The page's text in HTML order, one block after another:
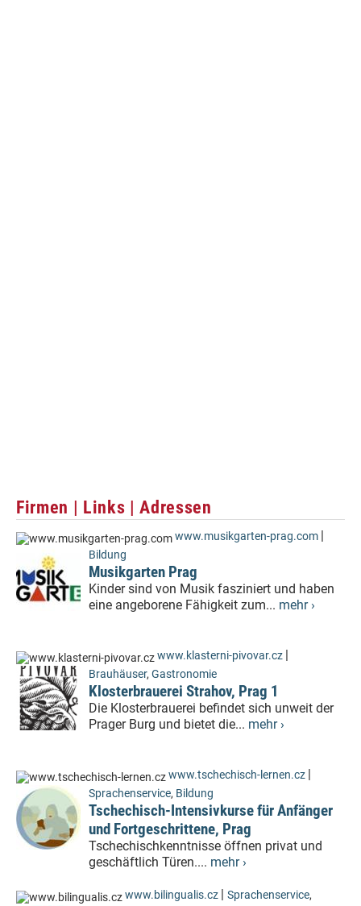
Firmen | Links | Adressen
www.musikgarten-prag.com |
Bildung
Musikgarten Prag
Kinder sind von Musik fasziniert und haben
eine angeborene Fähigkeit zum... mehr ›
www.klasterni-pivovar.cz |
Brauhäuser, Gastronomie
Klosterbrauerei Strahov, Prag 1
Die Klosterbrauerei befindet sich unweit der
Prager Burg und bietet die... mehr ›
www.tschechisch-lernen.cz |
Sprachenservice, Bildung
Tschechisch-Intensivkurse für Anfänger
und Fortgeschrittene, Prag
Tschechischkenntnisse öffnen privat und
geschäftlich Türen.... mehr ›
www.bilingualis.cz | Sprachenservice,